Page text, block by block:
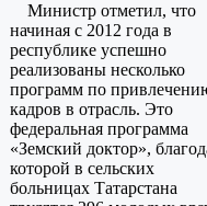
Министр отметил, что
начиная с 2012 года в
республике успешно
реализованы несколько
программ по
кадров в отрасль. Это
федеральная программа
«Земский доктор»,
которой в сельских
больницах Татарстана